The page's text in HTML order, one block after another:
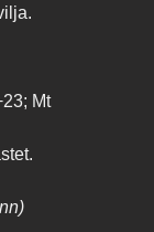
Mt